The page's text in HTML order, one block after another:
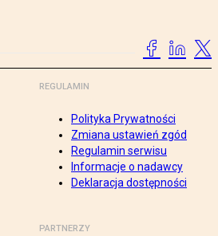
REGULAMIN
Polityka Prywatności
Zmiana ustawień zgód
Regulamin serwisu
Informacje o nadawcy
Deklaracja dostępności
PARTNERZY